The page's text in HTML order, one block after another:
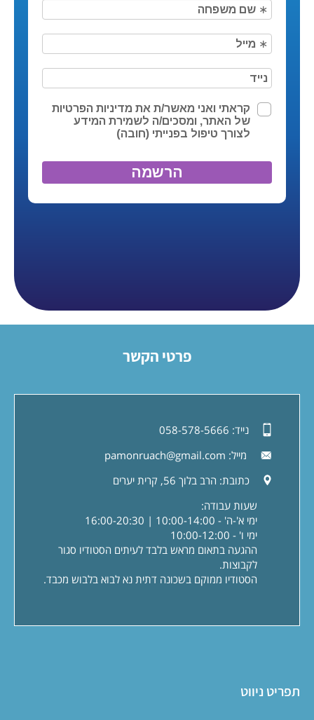
פרטי הקשר
נייד: 058-578-5666
מייל: pamonruach@gmail.com
כתובת: הרב בלוך 56, קרית יערים
שעות עבודה:
ימי א'-ה' - 10:00-14:00 | 16:00-20:30
ימי ו' - 10:00-12:00
ההגעה בתאום מראש בלבד לעיתים הסטודיו סגור
לקבוצות.
הסטודיו ממוקם בשכונה דתית נא לבוא בלבוש מכבד.
תפריט ניווט